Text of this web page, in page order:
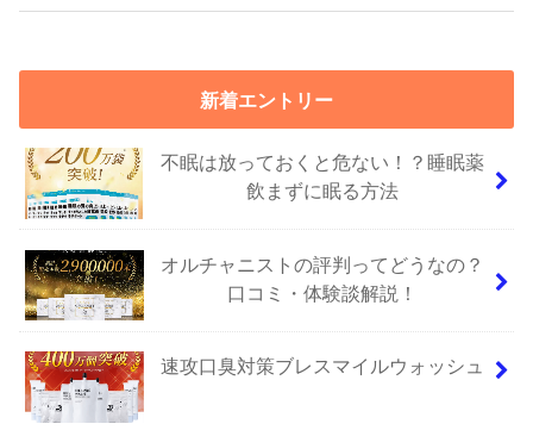
新着エントリー
不眠は放っておくと危ない！？睡眠薬
飲まずに眠る方法
オルチャニストの評判ってどうなの？
口コミ・体験談解説！
速攻口臭対策ブレスマイルウォッシュ